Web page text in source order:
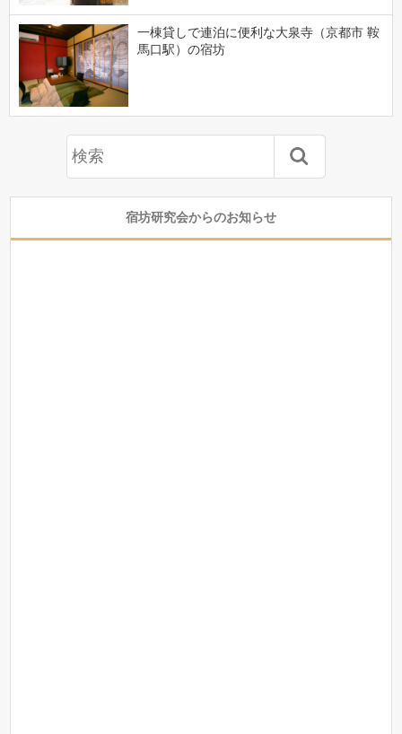
一棟貸しで連泊に便利な大泉寺（京都市 鞍
馬口駅）の宿坊
宿坊研究会からのお知らせ